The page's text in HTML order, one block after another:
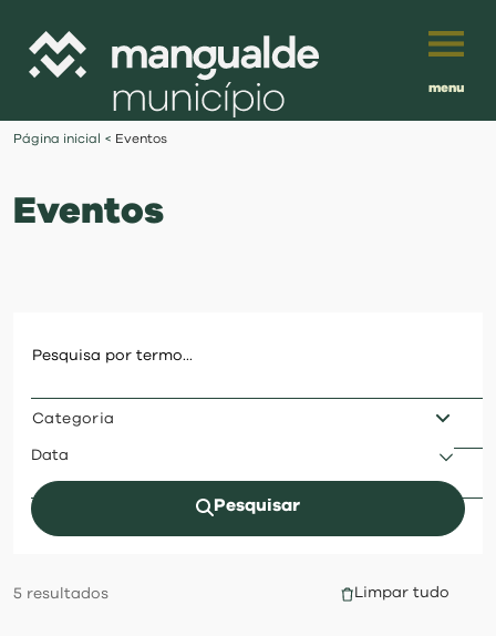
menu
investir
balcão digital
visit
Português
Página inicial < Eventos
Eventos
Categoria
Data
Pesquisar
5 resultados Limpar tudo